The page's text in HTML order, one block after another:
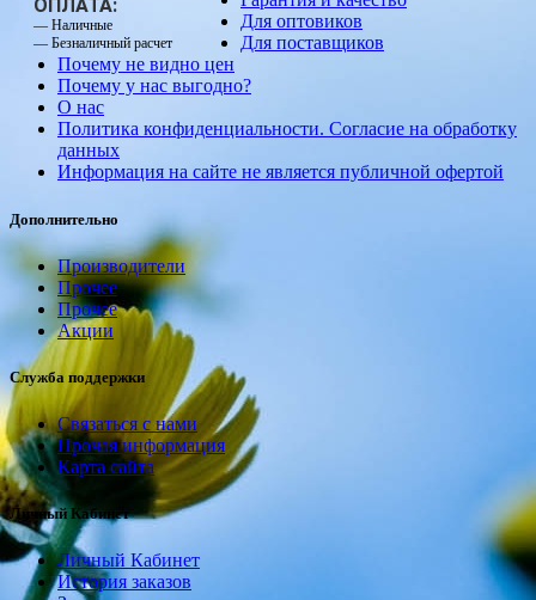
ОПЛАТА:
— Наличные
— Безналичный расчет
Для оптовиков
Для поставщиков
Почему не видно цен
Почему у нас выгодно?
О нас
Политика конфиденциальности. Согласие на обработку
данных
Информация на сайте не является публичной офертой
Дополнительно
Производители
Прочее
Прочее
Акции
Служба поддержки
Связаться с нами
Прочая информация
Карта сайта
Личный Кабинет
Личный Кабинет
История заказов